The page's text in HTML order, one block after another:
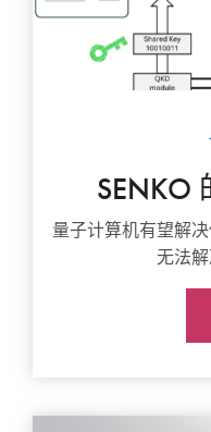
SENKO
量子计算机有望解
无法解